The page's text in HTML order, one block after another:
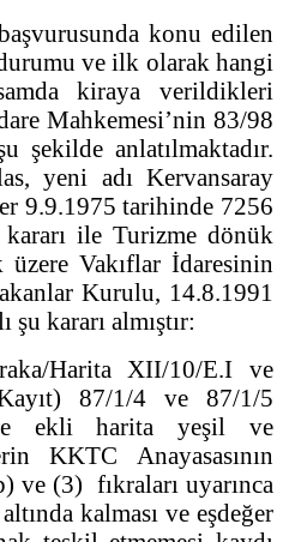
konu edilen
ve ilk olarak hangi
kiraya verildikleri
Mahkemesi’nin 83/98
şekilde anlatılmaktadır.
yeni adı Kervansaray
9.9.1975 tarihinde 7256
ile Turizme dönük
üzere Vakıflar İdaresinin
Kurulu, 14.8.1991
kararı almıştır:
Harita XII/10/E.I ve
87/1/4 ve 87/1/5
ekli harita yeşil ve
KKTC Anayasasının
ve (3) fıkraları uyarınca
kalması ve eşdeğer